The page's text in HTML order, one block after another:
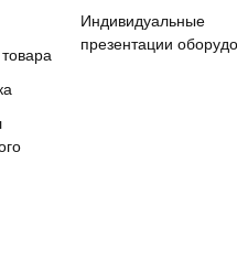
Индивидуальные
презентации